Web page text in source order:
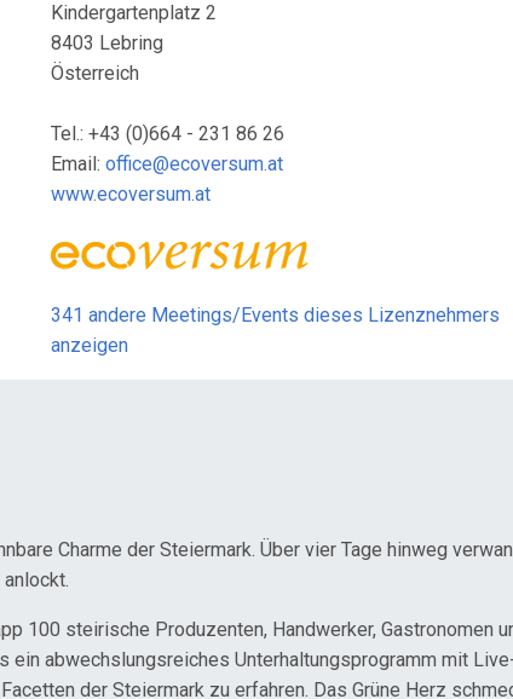
Kindergartenplatz 2
8403 Lebring
Österreich
Tel.: +43 (0)664 - 231 86 26
Email:office@ecoversum.at
www.ecoversum.at
341 andere Meetings/Events dieses Lizenznehmers
anzeigen
Charme der Steiermark. Über vier Tage hinweg
100 steirische Produzenten, Handwerker, Gastronomen
ein abwechslungsreiches Unterhaltungsprogramm mit
der Steiermark zu erfahren. Das Grüne Herz